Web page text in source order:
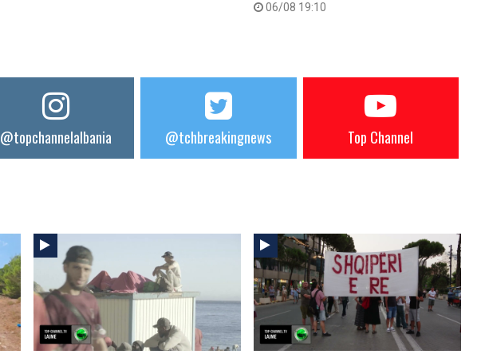
06/08 19:10
@topchannelalbania @tchbreakingnews Top Channel